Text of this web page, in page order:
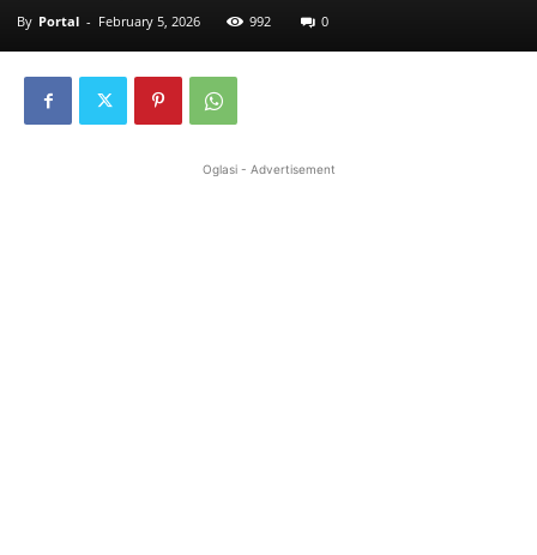
By Portal - February 5, 2026 992 0
Oglasi - Advertisement